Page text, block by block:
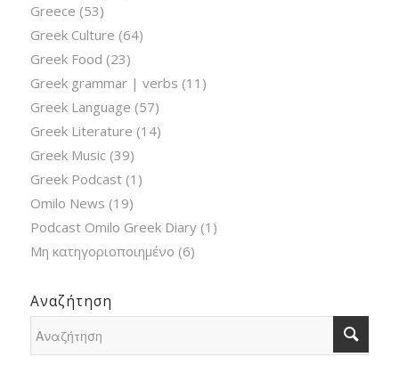
Greece (53)
Greek Culture (64)
Greek Food (23)
Greek grammar | verbs (11)
Greek Language (57)
Greek Literature (14)
Greek Music (39)
Greek Podcast(1)
Omilo News (19)
Podcast Omilo Greek Diary(1)
Μη κατηγοριοποιημένο (6)
Αναζήτηση